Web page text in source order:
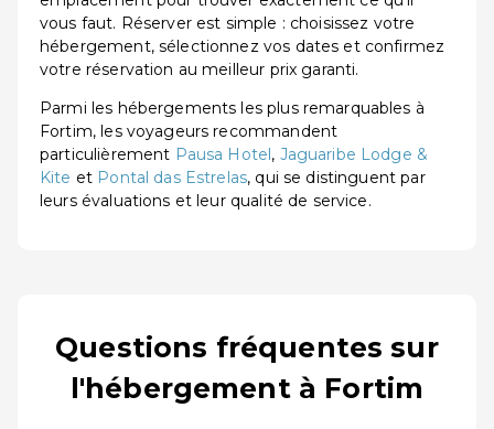
vous faut. Réserver est simple : choisissez votre
hébergement, sélectionnez vos dates et confirmez
votre réservation au meilleur prix garanti.
Parmi les hébergements les plus remarquables à
Fortim, les voyageurs recommandent
particulièrement Pausa Hotel, Jaguaribe Lodge &
Kite et Pontal das Estrelas, qui se distinguent par
leurs évaluations et leur qualité de service.
Questions fréquentes sur
l'hébergement à Fortim